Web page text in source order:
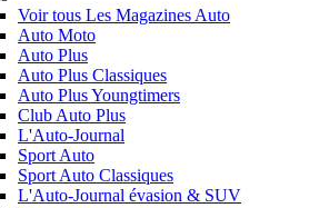
Voir tous Les Magazines Auto
Auto Moto
Auto Plus
Auto Plus Classiques
Auto Plus Youngtimers
Club Auto Plus
L'Auto-Journal
Sport Auto
Sport Auto Classiques
L'Auto-Journal évasion & SUV